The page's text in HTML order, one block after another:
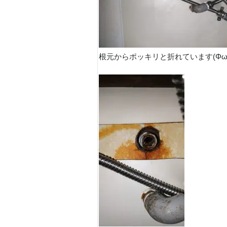
根元からポッキリと折れています